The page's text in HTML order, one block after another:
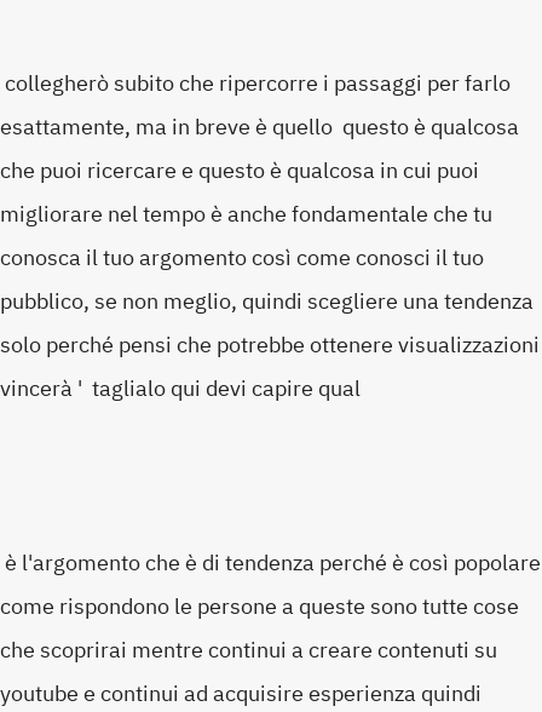
collegherò subito che ripercorre i passaggi per farlo
esattamente, ma in breve è quello questo è qualcosa
che puoi ricercare e questo è qualcosa in cui puoi
migliorare nel tempo è anche fondamentale che tu
conosca il tuo argomento così come conosci il tuo
pubblico, se non meglio, quindi scegliere una tendenza
solo perché pensi che potrebbe ottenere visualizzazioni
vincerà ' taglialo qui devi capire qual
è l'argomento che è di tendenza perché è così popolare
come rispondono le persone a queste sono tutte cose
che scoprirai mentre continui a creare contenuti su
youtube e continui ad acquisire esperienza quindi